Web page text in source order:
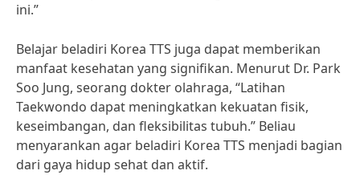
ini.”
Belajar beladiri Korea TTS juga dapat memberikan
manfaat kesehatan yang signifikan. Menurut Dr. Park
Soo Jung, seorang dokter olahraga, “Latihan
Taekwondo dapat meningkatkan kekuatan fisik,
keseimbangan, dan fleksibilitas tubuh.” Beliau
menyarankan agar beladiri Korea TTS menjadi bagian
dari gaya hidup sehat dan aktif.